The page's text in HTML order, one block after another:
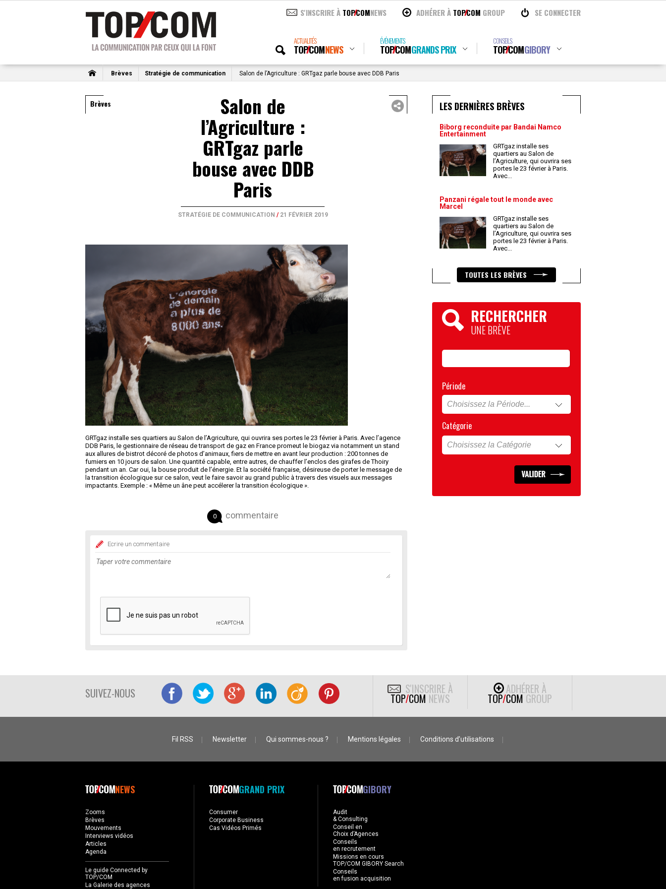
S'INSCRIRE À TOPCOMNEWS ADHÉRER À TOPCOM GROUP SE CONNECTER
ACTUALITÉS
TOPCOMNEWS
ÉVÉNEMENTS
TOPCOMGRANDS PRIX
CONSEILS
TOPCOMGIBORY
Brèves Stratégie de communication Salon de l’Agriculture : GRTgaz parle bouse avec DDB Paris
Brèves Salon de
l’Agriculture :
GRTgaz parle
bouse avec DDB
Paris
STRATÉGIE DE COMMUNICATION / 21 FÉVRIER 2019
GRTgaz installe ses quartiers au Salon de l’Agriculture, qui ouvrira ses portes le 23 février à Paris. Avec l’agence
DDB Paris, le gestionnaire de réseau de transport de gaz en France promeut le biogaz via notamment un stand
aux allures de bistrot décoré de photos d’animaux, fiers de mettre en avant leur production : 200 tonnes de
fumiers en 10 jours de salon. Une quantité capable, entre autres, de chauffer l’enclos des girafes de Thoiry
pendant un an. Car oui, la bouse produit de l’énergie. Et la société française, désireuse de porter le message de
la transition écologique sur ce salon, veut le faire savoir au grand public à travers des visuels aux messages
impactants. Exemple : « Même un âne peut accélerer la transition écologique ».
0 commentaire
Ecrire un commentaire
LES DERNIÈRES BRÈVES
Biborg reconduite par Bandai Namco
Entertainment
GRTgaz installe ses
quartiers au Salon de
l’Agriculture, qui ouvrira ses
portes le 23 février à Paris.
Avec...
Panzani régale tout le monde avec
Marcel
GRTgaz installe ses
quartiers au Salon de
l’Agriculture, qui ouvrira ses
portes le 23 février à Paris.
Avec...
TOUTES LES BRÈVES
RECHERCHER
UNE BRÈVE
Période
Catégorie
SUIVEZ-NOUS S'INSCRIRE À
TOP/COM NEWS
ADHÉRER À
TOP/COM GROUP
Fil RSS Newsletter Qui sommes-nous ? Mentions légales Conditions d’utilisations
NEWS
Zooms
Brèves
Mouvements
Interviews vidéos
Articles
Agenda
Le guide Connected by
TOP/COM
La Galerie des agences
GRAND PRIX
Consumer
Corporate Business
Cas Vidéos Primés
GIBORY
Audit
& Consulting
Conseil en
Choix d’Agences
Conseils
en recrutement
Missions en cours
TOP/COM GIBORY Search
Conseils
en fusion acquisition